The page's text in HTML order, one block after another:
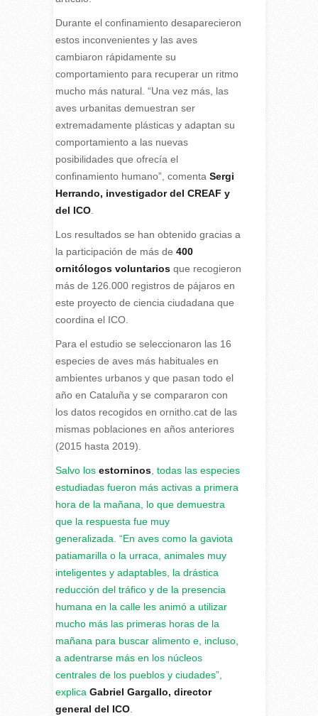
Durante el confinamiento desaparecieron
estos inconvenientes y las aves
cambiaron rápidamente su
comportamiento para recuperar un ritmo
mucho más natural. “Una vez más, las
aves urbanitas demuestran ser
extremadamente plásticas y adaptan su
comportamiento a las nuevas
posibilidades que ofrecía el
confinamiento humano”, comenta Sergi
Herrando, investigador del CREAF y
del ICO.
Los resultados se han obtenido gracias a
la participación de más de 400
ornitólogos voluntariosque recogieron
más de 126.000 registros de pájaros en
este proyecto de ciencia ciudadana que
coordina el ICO.
Para el estudio se seleccionaron las 16
especies de aves más habituales en
ambientes urbanos y que pasan todo el
año en Cataluña y se compararon con
los datos recogidos en ornitho.cat de las
mismas poblaciones en años anteriores
(2015 hasta 2019).
Salvo los estorninos, todas las especies
estudiadas fueron más activas a primera
hora de la mañana, lo que demuestra
que la respuesta fue muy
generalizada. “En aves como la gaviota
patiamarilla o la urraca, animales muy
inteligentes y adaptables, la drástica
reducción del tráfico y de la presencia
humana en la calle les animó a utilizar
mucho más las primeras horas de la
mañana para buscar alimento e, incluso,
a adentrarse más en los núcleos
centrales de los pueblos y ciudades”,
explica Gabriel Gargallo, director
general del ICO.